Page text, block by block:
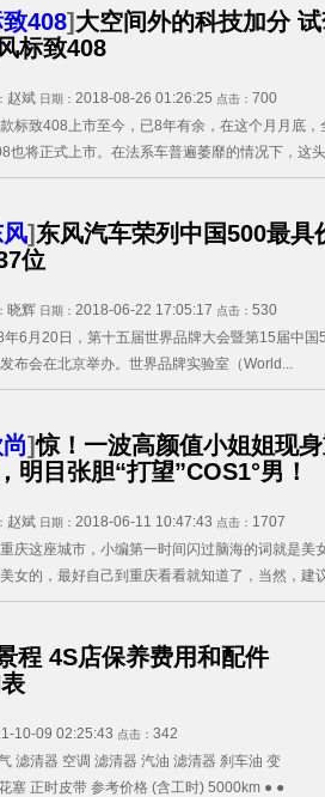
408] 大空间外的科技加分
标致408
赵斌 日期： 2018-08-26 01:26:25 点击： 700
标致408上市至今，已8年有余，在这个月月底，
也将正式上市。在法系车普遍萎靡的情况下，这
] 东风汽车荣列中国500最具
位
晓辉 日期： 2018-06-22 17:05:17 点击： 530
年6月20日，第十五届世界品牌大会暨第15届中国
布会在北京举办。世界品牌实验室（World...
]惊！一波高颜值小姐姐现
明目张胆“打望”COS1°男！
赵斌 日期： 2018-06-11 10:47:43 点击： 1707
庆这座城市，小编第一时间闪过脑海的词就是美
女的，最好自己到重庆看看就知道了，当然，建
程 4S店保养费用和配件
10-09 02:25:43 点击： 342
滤清器 空调 滤清器 汽油 滤清器 刹车油 变
塞 正时皮带 参考价格 (含工时) 5000km ● ●